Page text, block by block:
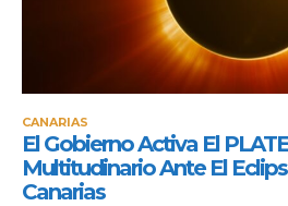
CANARIAS
El Gobierno Activa El
Multitudinario Ante El
Canarias